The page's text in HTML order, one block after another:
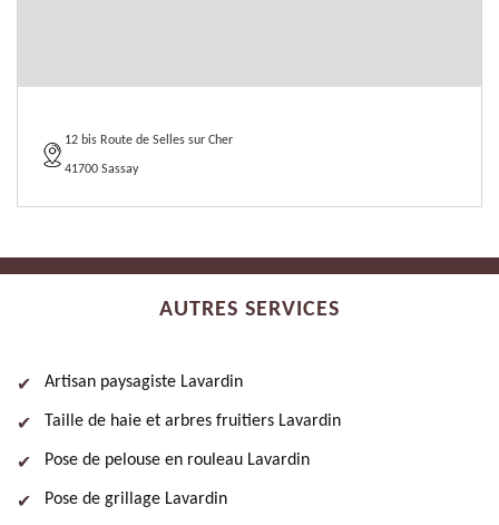
12 bis Route de Selles sur Cher
41700 Sassay
AUTRES SERVICES
Artisan paysagiste Lavardin
Taille de haie et arbres fruitiers Lavardin
Pose de pelouse en rouleau Lavardin
Pose de grillage Lavardin